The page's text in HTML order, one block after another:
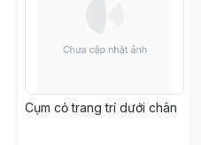
Cụm cỏ trang trí dưới chân